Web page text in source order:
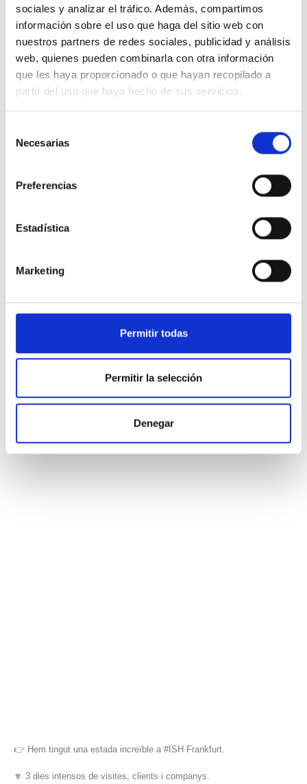
sociales y analizar el tráfico. Además, compartimos
información sobre el uso que haga del sitio web con
nuestros partners de redes sociales, publicidad y análisis
web, quienes pueden combinarla con otra información
que les haya proporcionado o que hayan recopilado a
partir del uso que haya hecho de sus servicios.
Necesarias
Preferencias
Estadística
Marketing
Permitir todas
Permitir la selección
Denegar
👉 Hem tingut una estada increïble a #ISH Frankfurt.
🔽 3 dies intensos de visites, clients i companys.